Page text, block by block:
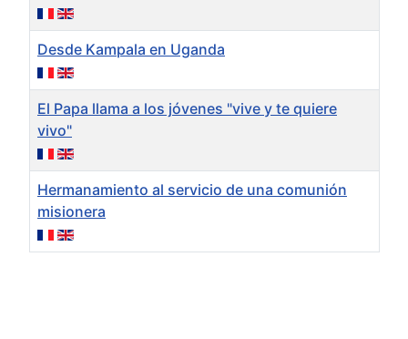
Desde Kampala en Uganda
El Papa llama a los jóvenes "vive y te quiere
vivo"
Hermanamiento al servicio de una comunión
misionera